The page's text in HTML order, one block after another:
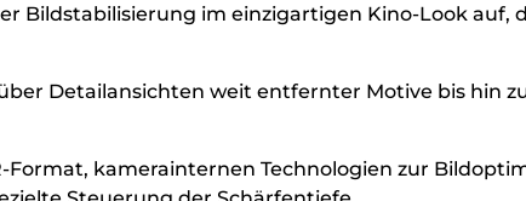
Bildstabilisierung im einzigartigen Kino-Look auf,
Detailansichten weit entfernter Motive bis hin
Format, kamerainternen Technologien zur